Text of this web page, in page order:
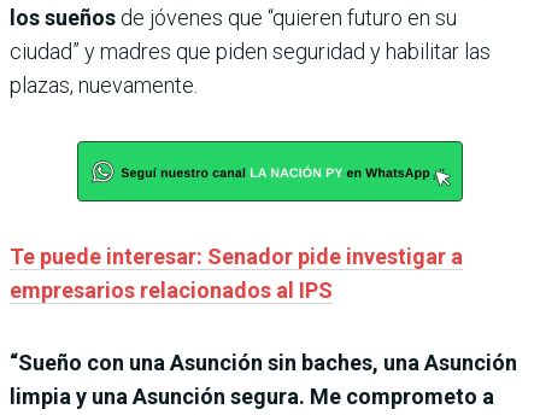
los sueños de jóvenes que “quieren futuro en su
ciudad” y madres que piden seguridad y habilitar las
plazas, nuevamente.
Te puede interesar: Senador pide investigar a
empresarios relacionados al IPS
“Sueño con una Asunción sin baches, una Asunción
limpia y una Asunción segura. Me comprometo a